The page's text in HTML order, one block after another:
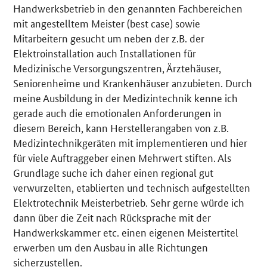
Details
Handwerksbetrieb in den genannten Fachbereichen
mit angestelltem Meister (best case) sowie
Mitarbeitern gesucht um neben der z.B. der
Elektroinstallation auch Installationen für
Medizinische Versorgungszentren, Ärztehäuser,
Seniorenheime und Krankenhäuser anzubieten. Durch
meine Ausbildung in der Medizintechnik kenne ich
gerade auch die emotionalen Anforderungen in
diesem Bereich, kann Herstellerangaben von z.B.
Medizintechnikgeräten mit implementieren und hier
für viele Auftraggeber einen Mehrwert stiften. Als
Grundlage suche ich daher einen regional gut
verwurzelten, etablierten und technisch aufgestellten
Elektrotechnik Meisterbetrieb. Sehr gerne würde ich
dann über die Zeit nach Rücksprache mit der
Handwerkskammer etc. einen eigenen Meistertitel
erwerben um den Ausbau in alle Richtungen
sicherzustellen.